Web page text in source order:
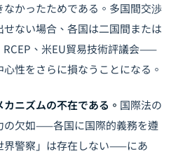
かったためである。多国間交渉
ない場合、各国は二国間または
、米EU貿易技術評議会——
性をさらに損なうことになる。
ニズムの不在である。 国際法の
の欠如——各国に国際的義務を遵
界警察」は存在しない——にあ